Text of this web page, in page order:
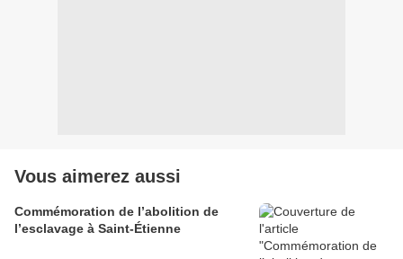
Vous aimerez aussi
Commémoration de l’abolition de
l’esclavage à Saint-Étienne